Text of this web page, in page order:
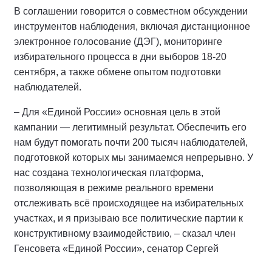
В соглашении говорится о совместном обсуждении
инструментов наблюдения, включая дистанционное
электронное голосование (ДЭГ), мониторинге
избирательного процесса в дни выборов 18-20
сентября, а также обмене опытом подготовки
наблюдателей.
– Для «Единой России» основная цель в этой
кампании — легитимный результат. Обеспечить его
нам будут помогать почти 200 тысяч наблюдателей,
подготовкой которых мы занимаемся непрерывно. У
нас создана технологическая платформа,
позволяющая в режиме реального времени
отслеживать всё происходящее на избирательных
участках, и я призываю все политические партии к
конструктивному взаимодействию, – сказал член
Генсовета «Единой России», сенатор Сергей